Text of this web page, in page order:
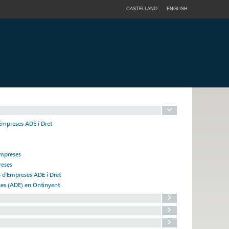
CASTELLANO ENGLISH
ADE i Dret
ADE i Dret
(ADE) en Ontinyent